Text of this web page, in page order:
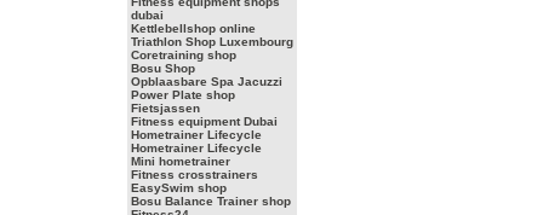
dubai
Kettlebellshop online
Triathlon Shop Luxembourg
Coretraining shop
Bosu Shop
Opblaasbare Spa Jacuzzi
Power Plate shop
Fietsjassen
Fitness equipment Dubai
Hometrainer Lifecycle
Hometrainer Lifecycle
Mini hometrainer
Fitness crosstrainers
EasySwim shop
Bosu Balance Trainer shop